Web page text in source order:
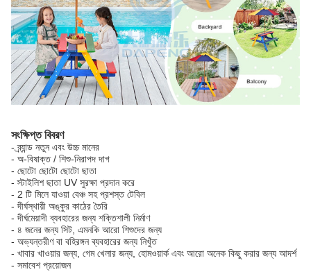
সংক্ষিপ্ত বিবরণ
- ব্র্যান্ড নতুন এবং উচ্চ মানের
- অ-বিষাক্ত / শিশু-নিরাপদ দাগ
- ছোটো ছোটো ছোটো ছাতা
- স্টাইলিশ ছাতা UV সুরক্ষা প্রদান করে
- 2 টি মিলে যাওয়া বেঞ্চ সহ প্রশস্ত টেবিল
- দীর্ঘস্থায়ী অঙ্কুর কাঠের তৈরি
- দীর্ঘমেয়াদী ব্যবহারের জন্য শক্তিশালী নির্মাণ
- ৪ জনের জন্য সিট, এমনকি আরো শিশুদের জন্য
- অভ্যন্তরীণ বা বহিরঙ্গন ব্যবহারের জন্য নিখুঁত
- খাবার খাওয়ার জন্য, গেম খেলার জন্য, হোমওয়ার্ক এবং আরো অনেক কিছু করার জন্য আদর্শ
- সমাবেশ প্রয়োজন